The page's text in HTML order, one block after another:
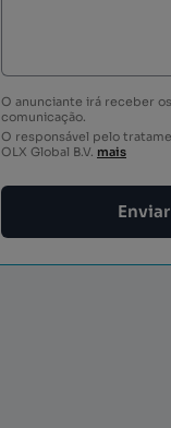
O anunciante irá receber
comunicação.
O responsável pelo
OLX Global B.V. mais